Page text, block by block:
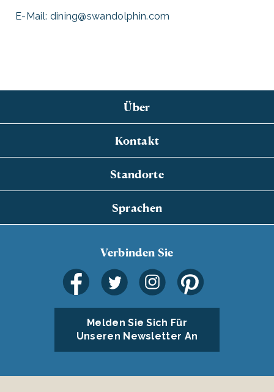
E-Mail: dining@swandolphin.com
Über
Kontakt
Standorte
Sprachen
Verbinden Sie
Melden Sie Sich Für
Unseren Newsletter An